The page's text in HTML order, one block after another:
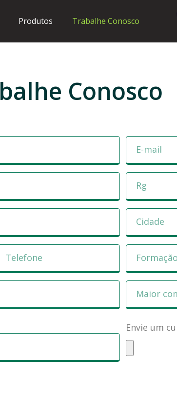
Produtos Trabalhe Conosco
Conosco
Envie um